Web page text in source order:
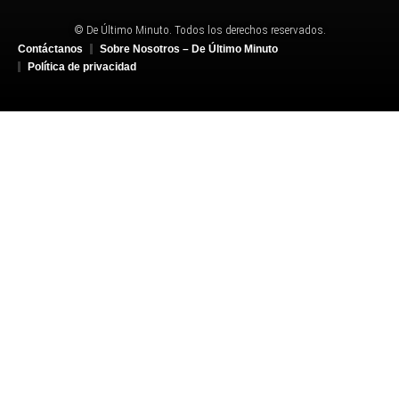
© De Último Minuto. Todos los derechos reservados.
Contáctanos
Sobre Nosotros – De Último Minuto
Política de privacidad